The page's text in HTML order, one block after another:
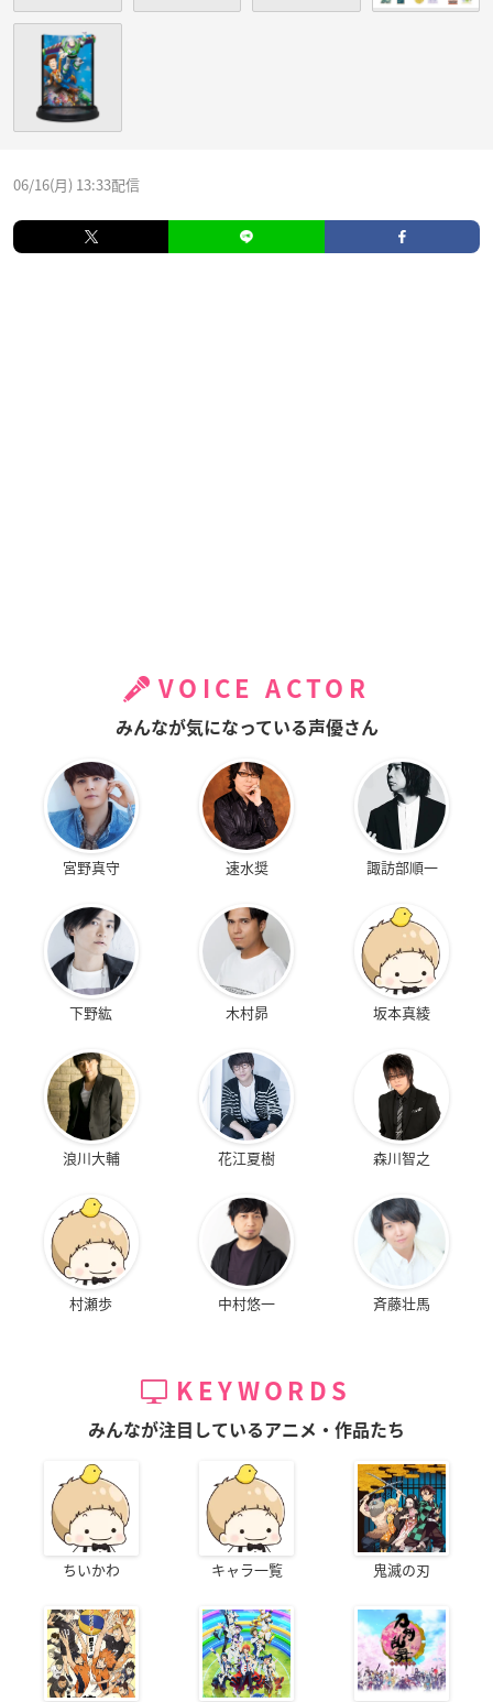
06/16(月) 13:33配信
VOICE ACTOR
みんなが気になっている声優さん
宮野真守 速水奨 諏訪部順一
下野紘 木村昴 坂本真綾
浪川大輔 花江夏樹 森川智之
村瀬歩 中村悠一 斉藤壮馬
KEYWORDS
みんなが注目しているアニメ・作品たち
ちいかわ キャラ一覧 鬼滅の刃